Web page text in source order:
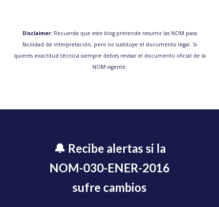
Disclaimer: Recuerda que este blog pretende resumir las NOM para
facilidad de interpretación, pero no sustituye el documento legal. Si
quieres exactitud técnica siempre debes revisar el documento oficial de la
NOM vigente.
🔔 Recibe alertas si la
NOM-030-ENER-2016
sufre cambios